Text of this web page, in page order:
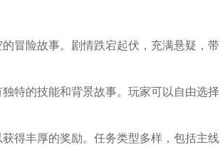
冒险故事。剧情跌宕起伏，充满悬疑，带
特的技能和背景故事。玩家可以自由选择
得丰厚的奖励。任务类型多样，包括主线